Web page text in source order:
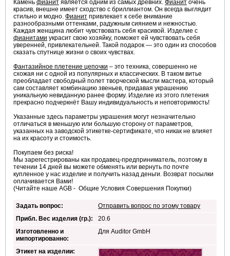
Камень фианит является одним из самых древних. Фианит очень
красив, внешне имеет сходство с бриллиантом. Он всегда выглядит
стильно и модно. Фианит привлекает к себе внимание
разнообразными оттенками, радужным сиянием и нежностью.
Каждая женщина любит чувствовать себя красивой. Изделие с
фианитами украсит свою хозяйку, поможет ей чувствовать себя
уверенней, привлекательней. Такой подарок — это один из способов
сказать спутнице жизни о своих чувствах.
Фантазийное плетение цепочки – это техника, совершенно не
схожая ни с одной из популярных и классических. В таком витье
преобладает свободный полет творческой мысли мастера, который
сам составляет комбинацию звеньев, придавая украшению
уникальную невиданную ранее форму. Изделие из этого плетения
прекрасно подчеркнёт Вашу индивидуальность и неповторимость!
Указанные здесь параметры украшения могут незначительно
отличаться в меньшую или большую сторону от параметров,
указанных на заводской этикетке-сертификате, что никак не влияет
на их красоту и стоимость.
Покупаем без риска!
Мы зарегестрированы как продавец-предприниматель, поэтому в
течении 14 дней вы можете обменять или вернуть по почте
купленное у нас изделие и получить назад деньги. Возврат посылки
оплачивается Вами!
(Читайте наше AGB - Общие Условия Совершения Покупки)
Задать вопрос:
Отправить вопрос по этому товару
Прибл. Вес изделия (гр.):
20.6
Изготовленно и
импортированно:
Для Auditor GmbH
Этикет на изделии: